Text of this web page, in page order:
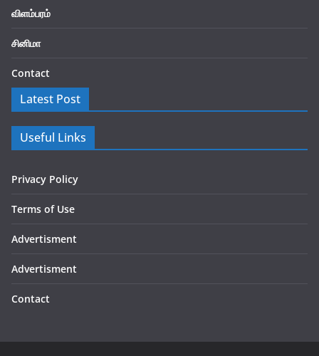
விளம்பரம்
சினிமா
Contact
Latest Post
Useful Links
Privacy Policy
Terms of Use
Advertisment
Advertisment
Contact